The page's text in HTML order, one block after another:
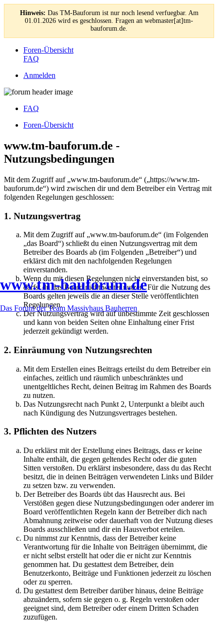
Hinweis: Das TM-Bauforum ist nur noch lesend verfuegbar. Am
01.01.2026 wird es geschlossen. Fragen an webmaster[at]tm-
bauforum.de.
Foren-Übersicht
FAQ
Anmelden
www.tm-bauforum.de
Das Forum der Team Massivhaus Bauherren
FAQ
Foren-Übersicht
www.tm-bauforum.de -
Nutzungsbedingungen
Mit dem Zugriff auf „www.tm-bauforum.de“ („https://www.tm-
bauforum.de“) wird zwischen dir und dem Betreiber ein Vertrag mit
folgenden Regelungen geschlossen:
1. Nutzungsvertrag
Mit dem Zugriff auf „www.tm-bauforum.de“ (im Folgenden
„das Board“) schließt du einen Nutzungsvertrag mit dem
Betreiber des Boards ab (im Folgenden „Betreiber“) und
erklärst dich mit den nachfolgenden Regelungen
einverstanden.
Wenn du mit diesen Regelungen nicht einverstanden bist, so
darfst du das Board nicht weiter nutzen. Für die Nutzung des
Boards gelten jeweils die an dieser Stelle veröffentlichten
Regelungen.
Der Nutzungsvertrag wird auf unbestimmte Zeit geschlossen
und kann von beiden Seiten ohne Einhaltung einer Frist
jederzeit gekündigt werden.
2. Einräumung von Nutzungsrechten
Mit dem Erstellen eines Beitrags erteilst du dem Betreiber ein
einfaches, zeitlich und räumlich unbeschränktes und
unentgeltliches Recht, deinen Beitrag im Rahmen des Boards
zu nutzen.
Das Nutzungsrecht nach Punkt 2, Unterpunkt a bleibt auch
nach Kündigung des Nutzungsvertrages bestehen.
3. Pflichten des Nutzers
Du erklärst mit der Erstellung eines Beitrags, dass er keine
Inhalte enthält, die gegen geltendes Recht oder die guten
Sitten verstoßen. Du erklärst insbesondere, dass du das Recht
besitzt, die in deinen Beiträgen verwendeten Links und Bilder
zu setzen bzw. zu verwenden.
Der Betreiber des Boards übt das Hausrecht aus. Bei
Verstößen gegen diese Nutzungsbedingungen oder anderer im
Board veröffentlichten Regeln kann der Betreiber dich nach
Abmahnung zeitweise oder dauerhaft von der Nutzung dieses
Boards ausschließen und dir ein Hausverbot erteilen.
Du nimmst zur Kenntnis, dass der Betreiber keine
Verantwortung für die Inhalte von Beiträgen übernimmt, die
er nicht selbst erstellt hat oder die er nicht zur Kenntnis
genommen hat. Du gestattest dem Betreiber, dein
Benutzerkonto, Beiträge und Funktionen jederzeit zu löschen
oder zu sperren.
Du gestattest dem Betreiber darüber hinaus, deine Beiträge
abzuändern, sofern sie gegen o. g. Regeln verstoßen oder
geeignet sind, dem Betreiber oder einem Dritten Schaden
zuzufügen.